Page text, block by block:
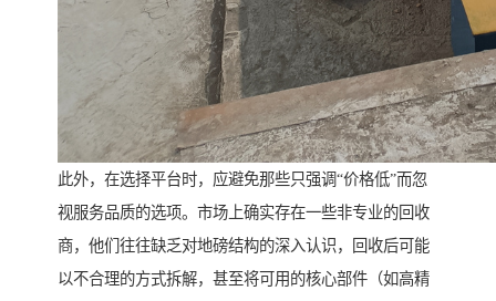
此外，在选择平台时，应避免那些只强调“价格低”而忽
视服务品质的选项。市场上确实存在一些非专业的回收
商，他们往往缺乏对地磅结构的深入认识，回收后可能
以不合理的方式拆解，甚至将可用的核心部件（如高精